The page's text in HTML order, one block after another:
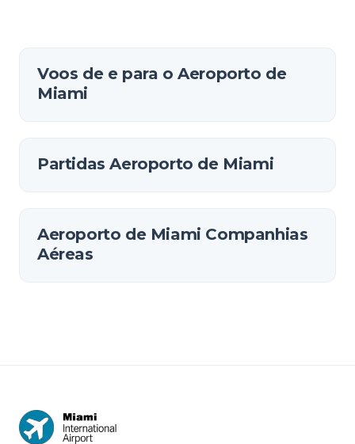
Voos de e para o Aeroporto de
Miami
Partidas Aeroporto de Miami
Aeroporto de Miami Companhias
Aéreas